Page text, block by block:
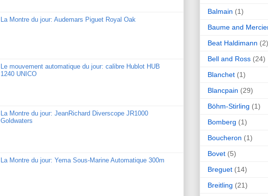
La Montre du jour: Audemars Piguet Royal Oak
Le mouvement automatique du jour: calibre Hublot HUB
1240 UNICO
La Montre du jour: JeanRichard Diverscope JR1000
Goldwaters
La Montre du jour: Yema Sous-Marine Automatique 300m
Balmain (1)
Baume and
Beat Haldimann (2)
Bell and Ross (24)
Blanchet (1)
Blancpain (29)
Böhm-Stirling (1)
Bomberg (1)
Boucheron (1)
Bovet (5)
Breguet (14)
Breitling (21)